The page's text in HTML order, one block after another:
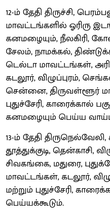
12-ம் தேதி திருச்சி,
மாவட்டங்களில் ஓரிரு
கனமழையும், நீலகிரி,
சேலம், நாமக்கல்,
டெல்டா மாவட்டங்கள்,
கடலூர், விழுப்புரம்,
சென்னை, திருவள்ளூர்
புதுச்சேரி, காரைக்கால்
கனமழையும் பெய்ய
13-ம் தேதி
தூத்துக்குடி, தென்காசி,
சிவகங்கை, மதுரை,
மாவட்டங்கள், கடலூர்,
மற்றும் புதுச்சேரி,
பெய்யக்கூடும்.